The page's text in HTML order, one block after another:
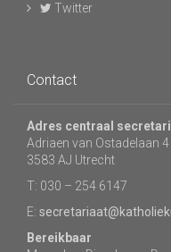
Twitter
Contact
Adres centraal
Adriaen van Ostadelaan 4
3583 AJ Utrecht
T: 030 – 254 6147
E:
Bereikbaar